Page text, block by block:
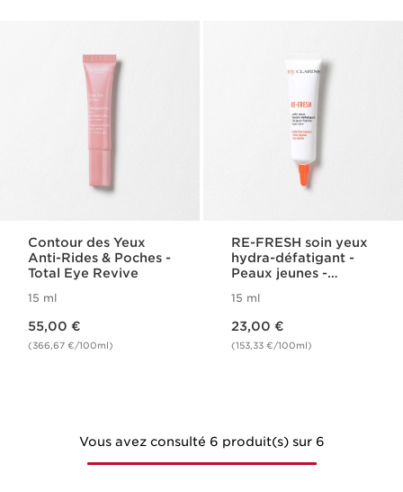
Contour des Yeux
Anti-Rides & Poches -
Total Eye Revive
15 ml
55,00 €
(366,67 €/100ml)
RE-FRESH soin yeux
hydra-défatigant -
Peaux jeunes -
15 ml
23,00 €
(153,33 €/100ml)
Vous avez consulté 6 produit(s) sur 6